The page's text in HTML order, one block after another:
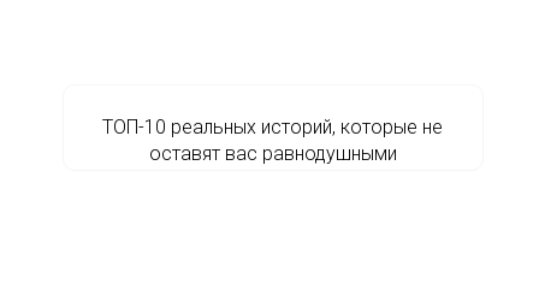
ТОП-10 реальных историй, которые не
оставят вас равнодушными